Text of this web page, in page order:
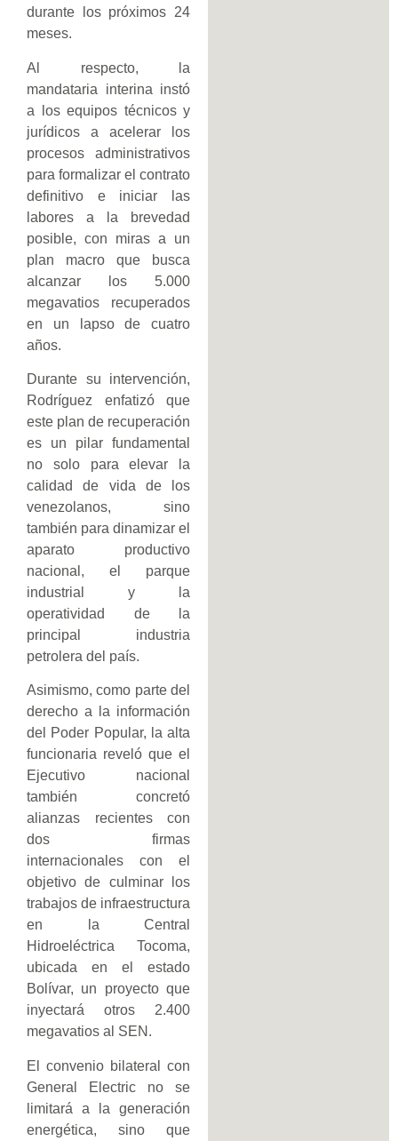
durante los próximos 24
meses.
Al respecto, la
mandataria interina instó
a los equipos técnicos y
jurídicos a acelerar los
procesos administrativos
para formalizar el contrato
definitivo e iniciar las
labores a la brevedad
posible, con miras a un
plan macro que busca
alcanzar los 5.000
megavatios recuperados
en un lapso de cuatro
años.
Durante su intervención,
Rodríguez enfatizó que
este plan de recuperación
es un pilar fundamental
no solo para elevar la
calidad de vida de los
venezolanos, sino
también para dinamizar el
aparato productivo
nacional, el parque
industrial y la
operatividad de la
principal industria
petrolera del país.
Asimismo, como parte del
derecho a la información
del Poder Popular, la alta
funcionaria reveló que el
Ejecutivo nacional
también concretó
alianzas recientes con
dos firmas
internacionales con el
objetivo de culminar los
trabajos de infraestructura
en la Central
Hidroeléctrica Tocoma,
ubicada en el estado
Bolívar, un proyecto que
inyectará otros 2.400
megavatios al SEN.
El convenio bilateral con
General Electric no se
limitará a la generación
energética, sino que